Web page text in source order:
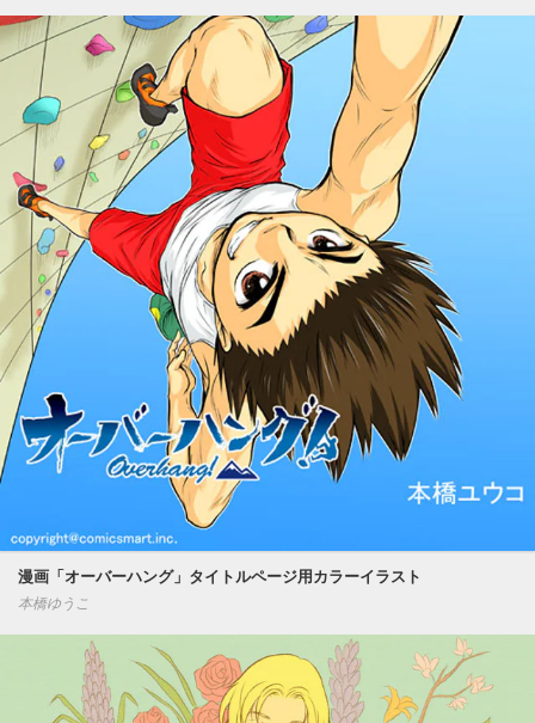
漫画「オーバーハング」タイトルページ用カラーイラスト
本橋ゆうこ